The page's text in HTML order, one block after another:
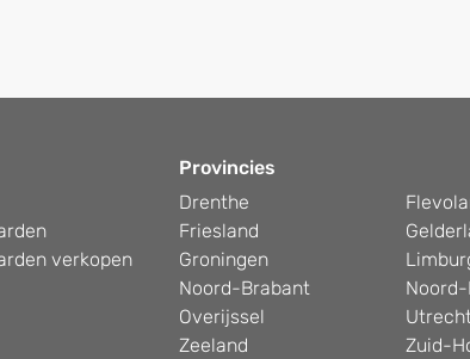
verkopen
Provincies
Drenthe
Friesland
Groningen
Noord-Brabant
Overijssel
Zeeland
Zuid-